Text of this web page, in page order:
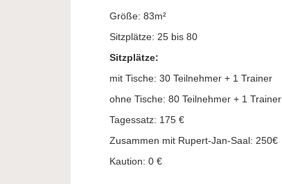
Größe: 83m²
Sitzplätze: 25 bis 80
Sitzplätze:
mit Tische: 30 Teilnehmer + 1 Trainer
ohne Tische: 80 Teilnehmer + 1 Trainer
Tagessatz: 175 €
Zusammen mit Rupert-Jan-Saal: 250€
Kaution: 0 €